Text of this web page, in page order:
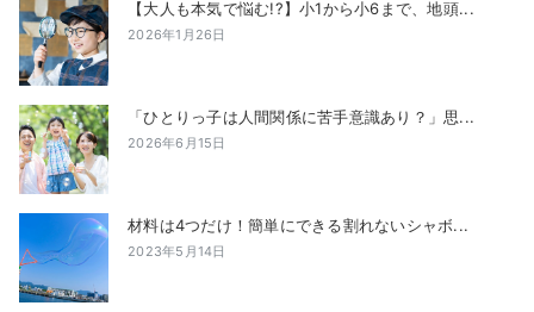
【大人も本気で悩む!?】小1から小6まで、地頭...
2026年1月26日
「ひとりっ子は人間関係に苦手意識あり？」思...
2026年6月15日
材料は4つだけ！簡単にできる割れないシャボ...
2023年5月14日